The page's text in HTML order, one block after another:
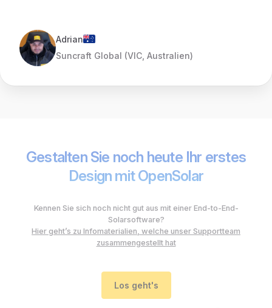
Adrian
Suncraft Global (VIC, Australien)
Gestalten Sie noch heute Ihr erstes
Design mit OpenSolar
Kennen Sie sich noch nicht gut aus mit einer End-to-End-
Solarsoftware?
Hier geht’s zu Infomaterialien, welche unser Supportteam
zusammengestellt hat
Los geht's